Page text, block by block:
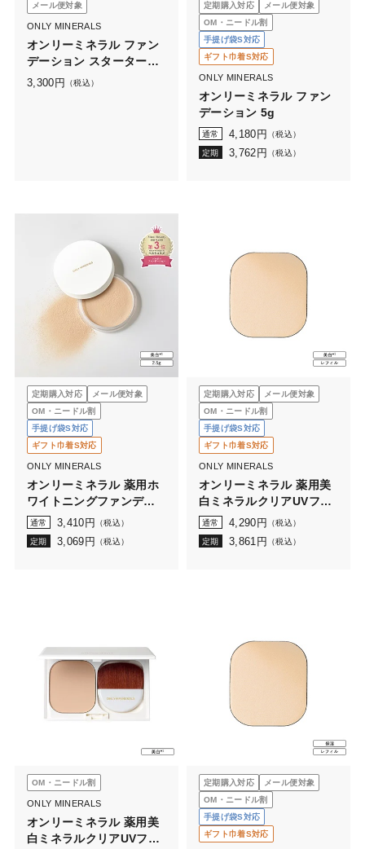
メール便対象
ONLY MINERALS
オンリーミネラル ファン
デーション スターターセ
ット
3,300 円 （税込）
定期購入対応
メール便対象
OM・ニードル割
手提げ袋S対応
ギフト巾着S対応
ONLY MINERALS
オンリーミネラル ファン
デーション 5g
通常 4,180 円 （税込）
定期 3,762 円 （税込）
定期購入対応
メール便対象
OM・ニードル割
手提げ袋S対応
ギフト巾着S対応
ONLY MINERALS
オンリーミネラル 薬用ホ
ワイトニングファンデー
ション 2.5g
通常 3,410 円 （税込）
定期 3,069 円 （税込）
定期購入対応
メール便対象
OM・ニードル割
手提げ袋S対応
ギフト巾着S対応
ONLY MINERALS
オンリーミネラル 薬用美
白ミネラルクリアUVファ
ンデーション レフィル
（ケース・携帯ブラシな
し）
通常 4,290 円 （税込）
定期 3,861 円 （税込）
OM・ニードル割
ONLY MINERALS
オンリーミネラル 薬用美
白ミネラルクリアUVファ
定期購入対応
メール便対象
OM・ニードル割
手提げ袋S対応
ギフト巾着S対応